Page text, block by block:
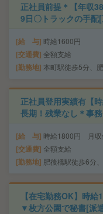
正社員前提＊【年収
9日〇トラックの手配
給 与 時給1600円
交通費 全額支給
勤務地 本町駅徒歩5分、
正社員登用実績有【
長期！残業なし＊事
給 与 時給1800円 月収
交通費 全額支給
勤務地 肥後橋駅徒歩6分
【在宅勤務OK】時
▼枚方公園で秘書[派